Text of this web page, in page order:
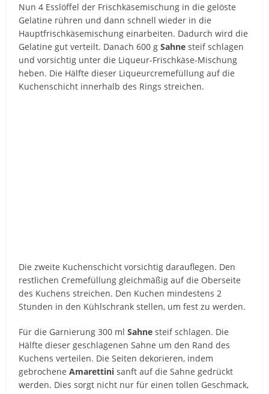
Nun 4 Esslöffel der Frischkäsemischung in die gelöste
Gelatine rühren und dann schnell wieder in die
Hauptfrischkäsemischung einarbeiten. Dadurch wird die
Gelatine gut verteilt. Danach 600 gSahne steif schlagen
und vorsichtig unter die Liqueur-Frischkäse-Mischung
heben. Die Hälfte dieser Liqueurcremefüllung auf die
Kuchenschicht innerhalb des Rings streichen.
Die zweite Kuchenschicht vorsichtig darauflegen. Den
restlichen Cremefüllung gleichmäßig auf die Oberseite
des Kuchens streichen. Den Kuchen mindestens 2
Stunden in den Kühlschrank stellen, um fest zu werden.
Für die Garnierung 300 mlSahne steif schlagen. Die
Hälfte dieser geschlagenen Sahne um den Rand des
Kuchens verteilen. Die Seiten dekorieren, indem
gebrocheneAmarettini sanft auf die Sahne gedrückt
werden. Dies sorgt nicht nur für einen tollen Geschmack,